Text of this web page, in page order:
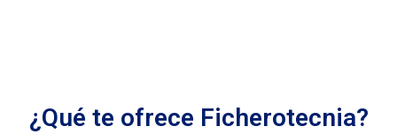
¿Qué te ofrece Ficherotecnia?